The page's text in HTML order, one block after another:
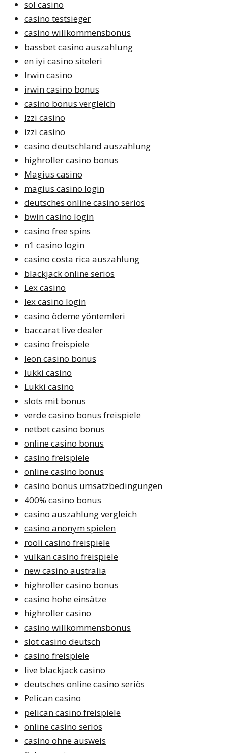
sol casino
casino testsieger
casino willkommensbonus
bassbet casino auszahlung
en iyi casino siteleri
Irwin casino
irwin casino bonus
casino bonus vergleich
Izzi casino
izzi casino
casino deutschland auszahlung
highroller casino bonus
Magius casino
magius casino login
deutsches online casino seriös
bwin casino login
casino free spins
n1 casino login
casino costa rica auszahlung
blackjack online seriös
Lex casino
lex casino login
casino ödeme yöntemleri
baccarat live dealer
casino freispiele
leon casino bonus
lukki casino
Lukki casino
slots mit bonus
verde casino bonus freispiele
netbet casino bonus
online casino bonus
casino freispiele
online casino bonus
casino bonus umsatzbedingungen
400% casino bonus
casino auszahlung vergleich
casino anonym spielen
rooli casino freispiele
vulkan casino freispiele
new casino australia
highroller casino bonus
casino hohe einsätze
highroller casino
casino willkommensbonus
slot casino deutsch
casino freispiele
live blackjack casino
deutsches online casino seriös
Pelican casino
pelican casino freispiele
online casino seriös
casino ohne ausweis